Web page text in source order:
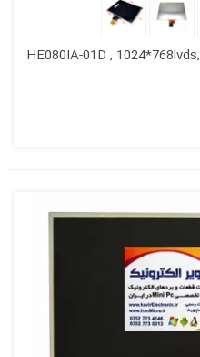
السیدی 8.0 اینچ اورجینال اینولوکس HE080IA-01D , 1024*768lvds,